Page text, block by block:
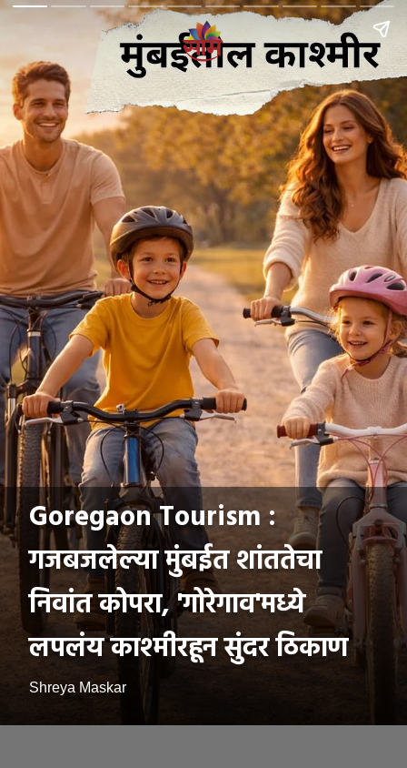
Goregaon Tourism :
गजबजलेल्या मुंबईत शांततेचा
निवांत कोपरा, 'गोरेगाव'मध्ये
लपलंय काश्मीरहून सुंदर ठिकाण
Shreya Maskar